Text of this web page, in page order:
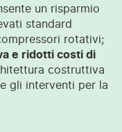
un risparmio
standard
rotativi;
e ridotti costi di
costruttiva
gli interventi per la